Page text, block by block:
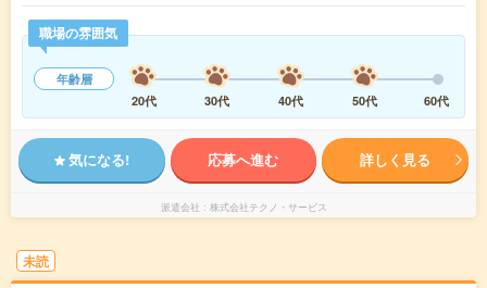
職場の雰囲気
年齢層
20代
30代 40代 50代 60代
気になる! 応募へ進む 詳しく見る
派遣会社 株式会社テクノ・サービス
未読